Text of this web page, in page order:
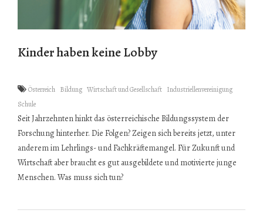
Kinder haben keine Lobby
Österreich Bildung Wirtschaft und Gesellschaft Industriellenvereinigung
Schule
Seit Jahrzehnten hinkt das österreichische Bildungssystem der
Forschung hinterher. Die Folgen? Zeigen sich bereits jetzt, unter
anderem im Lehrlings- und Fachkräftemangel. Für Zukunft und
Wirtschaft aber braucht es gut ausgebildete und motivierte junge
Menschen. Was muss sich tun?